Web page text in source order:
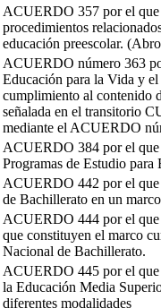
ACUERDO 357 por el que
procedimientos
educación preescolar.
ACUERDO número 363
Educación para la Vida y
cumplimiento al contenido
señalada en el transitorio
mediante el ACUERDO
ACUERDO 384 por el que
Programas de Estudio para
ACUERDO 442 por el que
de Bachillerato en un
ACUERDO 444 por el que
que constituyen el marco
Nacional de Bachillerato.
ACUERDO 445 por el que
la Educación Media
diferentes modalidades